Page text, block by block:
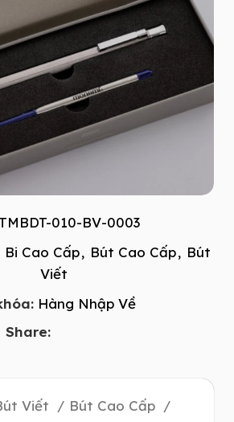
TMBDT-010-BV-0003
Bi Cao Cấp, Bút Cao Cấp, Bút
Viết
Hàng Nhập Về
Share:
Viết
Bút Cao Cấp